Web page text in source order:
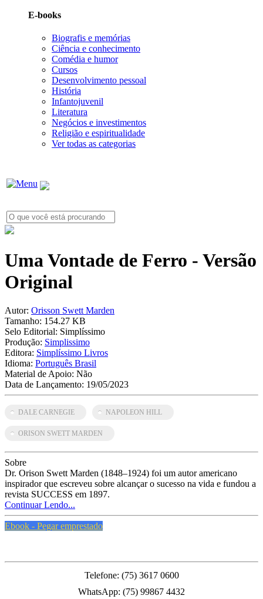
E-books
Biografis e memórias
Ciência e conhecimento
Comédia e humor
Cursos
Desenvolvimento pessoal
História
Infantojuvenil
Literatura
Negócios e investimentos
Religião e espiritualidade
Ver todas as categorias
Uma Vontade de Ferro - Versão
Original
Autor: Orisson Swett Marden
Tamanho: 154.27 KB
Selo Editorial: Simplíssimo
Produção: Simplissimo
Editora: Simplíssimo Livros
Idioma: Português Brasil
Material de Apoio: Não
Data de Lançamento: 19/05/2023
DALE CARNEGIE NAPOLEON HILL
ORISON SWETT MARDEN
Sobre
Dr. Orison Swett Marden (1848–1924) foi um autor americano
inspirador que escreveu sobre alcançar o sucesso na vida e fundou a
revista SUCCESS em 1897.
Continuar Lendo...
Ebook - Pegar emprestado
Telefone: (75) 3617 0600
WhatsApp: (75) 99867 4432